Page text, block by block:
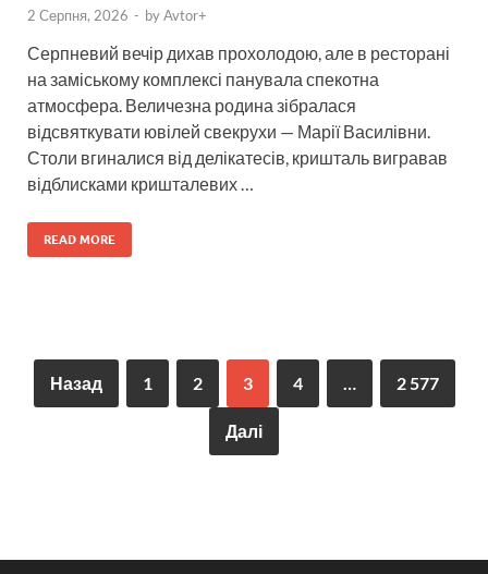
2 Серпня, 2026 - byAvtor+
Серпневий вечір дихав прохолодою, але в ресторані
на заміському комплексі панувала спекотна
атмосфера. Величезна родина зібралася
відсвяткувати ювілей свекрухи — Марії Василівни.
Столи вгиналися від делікатесів, кришталь вигравав
відблисками кришталевих …
READ MORE
Назад 1 2 3 4 … 2 577
Далі